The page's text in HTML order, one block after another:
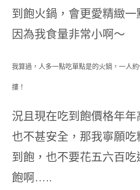
到飽火鍋，會更愛精緻一
因為我食量非常小啊～
我算過，人多一點吃單點是的火鍋，一人
摟！
況且現在吃到飽價格年
也不甚安全，那我寧願
到飽，也不要花五六百吃
飽啊…..